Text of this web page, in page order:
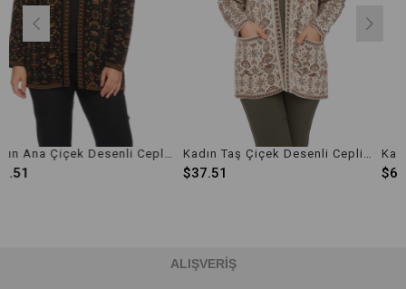
Kadın Ana Çiçek Desenli Cepli Kilim Hırka Kadın Taş Çiçek Desenli Cepli Kilim Hırka
ALIŞVERİŞ